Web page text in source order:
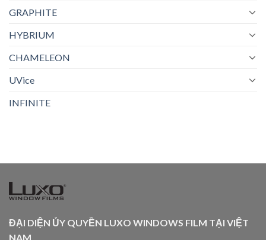
GRAPHITE
HYBRIUM
CHAMELEON
UVice
INFINITE
ĐẠI DIỆN ỦY QUYỀN LUXO WINDOWS FILM TẠI VIỆT
NAM